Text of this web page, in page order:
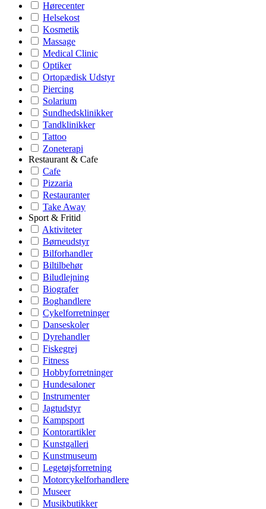
Hørecenter
Helsekost
Kosmetik
Massage
Medical Clinic
Optiker
Ortopædisk Udstyr
Piercing
Solarium
Sundhedsklinikker
Tandklinikker
Tattoo
Zoneterapi
Restaurant & Cafe
Cafe
Pizzaria
Restauranter
Take Away
Sport & Fritid
Aktiviteter
Børneudstyr
Bilforhandler
Biltilbehør
Biludlejning
Biografer
Boghandlere
Cykelforretninger
Danseskoler
Dyrehandler
Fiskegrej
Fitness
Hobbyforretninger
Hundesaloner
Instrumenter
Jagtudstyr
Kampsport
Kontorartikler
Kunstgalleri
Kunstmuseum
Legetøjsforretning
Motorcykelforhandlere
Museer
Musikbutikker